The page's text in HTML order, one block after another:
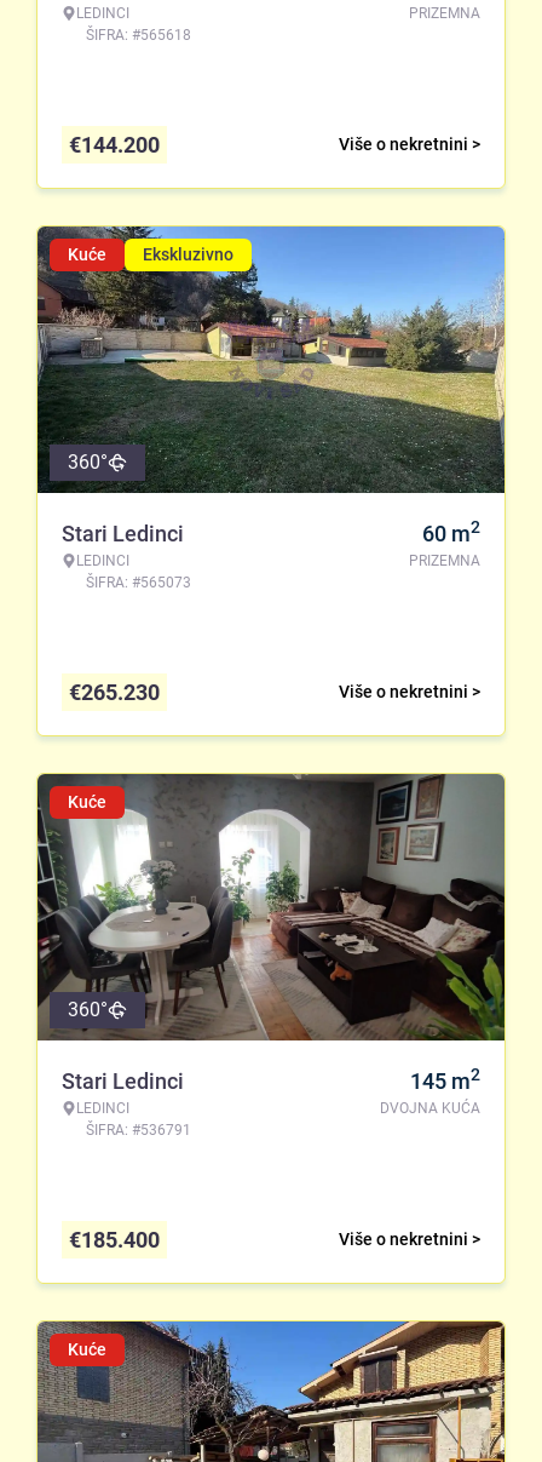
LEDINCI
ŠIFRA: #565618
PRIZEMNA
Više o nekretnini >
€144.200
Kuće Ekskluzivno
360°
Stari Ledinci
LEDINCI
ŠIFRA: #565073
60 m2
PRIZEMNA
Više o nekretnini >
€265.230
Kuće
360°
Stari Ledinci
LEDINCI
ŠIFRA: #536791
145 m2
DVOJNA KUĆA
Više o nekretnini >
€185.400
Kuće